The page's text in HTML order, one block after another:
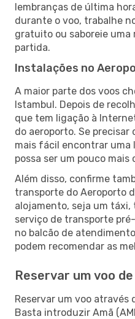
lembranças de última
durante o voo, trabalhe
gratuito ou saboreie
partida.
Instalações no
A maior parte dos voos
Istambul. Depois de
que tem ligação à
do aeroporto. Se precisar
mais fácil encontrar uma
possa ser um pouco mais
Além disso, confirme
transporte do Aeroporto
alojamento, seja um
serviço de transporte
no balcão de
podem recomendar as
Reservar um voo
Reservar um voo através
Basta introduzir Amã